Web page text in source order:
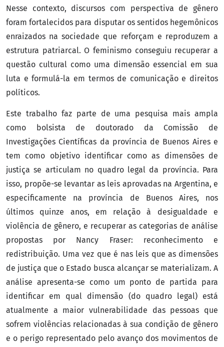
Nesse contexto, discursos com perspectiva de gênero
foram fortalecidos para disputar os sentidos hegemônicos
enraizados na sociedade que reforçam e reproduzem a
estrutura patriarcal. O feminismo conseguiu recuperar a
questão cultural como uma dimensão essencial em sua
luta e formulá-la em termos de comunicação e direitos
políticos.
Este trabalho faz parte de uma pesquisa mais ampla
como bolsista de doutorado da Comissão de
Investigações Científicas da província de Buenos Aires e
tem como objetivo identificar como as dimensões de
justiça se articulam no quadro legal da província. Para
isso, propõe-se levantar as leis aprovadas na Argentina, e
especificamente na província de Buenos Aires, nos
últimos quinze anos, em relação à desigualdade e
violência de gênero, e recuperar as categorias de análise
propostas por Nancy Fraser: reconhecimento e
redistribuição. Uma vez que é nas leis que as dimensões
de justiça que o Estado busca alcançar se materializam. A
análise apresenta-se como um ponto de partida para
identificar em qual dimensão (do quadro legal) está
atualmente a maior vulnerabilidade das pessoas que
sofrem violências relacionadas à sua condição de gênero
e o perigo representado pelo avanço dos movimentos de